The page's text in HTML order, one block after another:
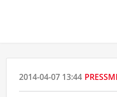
2014-04-07 13:44